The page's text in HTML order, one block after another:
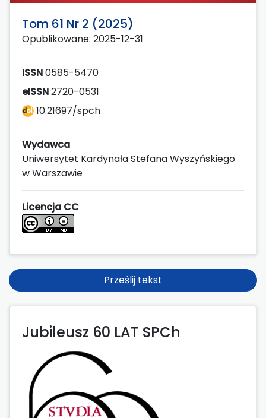
Tom 61 Nr 2 (2025)
Opublikowane: 2025-12-31
ISSN0585-5470
eISSN2720-0531
10.21697/spch
Wydawca
Uniwersytet Kardynała Stefana Wyszyńskiego
w Warszawie
Licencja CC
Prześlij tekst
Jubileusz 60 LAT SPCh